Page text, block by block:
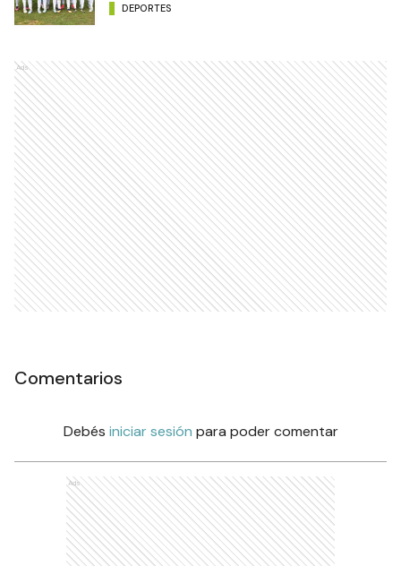
DEPORTES
Ads
Comentarios
Debés iniciar sesión para poder comentar
Ads